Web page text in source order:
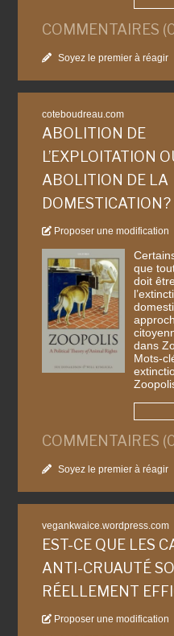
COMMENTAIRES
Soyez le premier à réagir
coteboudreau.com
ABOLITION DE
L’EXPLOITATION
ABOLITION DE LA
DOMESTICATION?
Proposer une modification
que
doit
dans
Mots-
COMMENTAIRES
Soyez le premier à réagir
vegankwaice.wordpress.com
EST-CE QUE LES
ANTI-CRUAUTÉ
RÉELLEMENT
Proposer une modification